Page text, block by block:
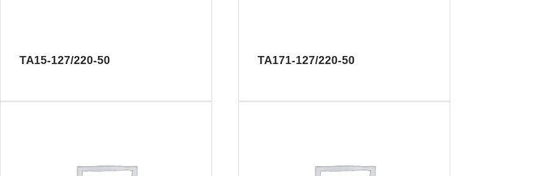
ТА15-127/220-50 ТА171-127/220-50